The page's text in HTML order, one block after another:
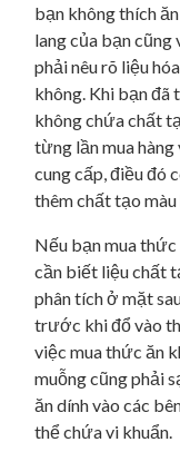
bạn không thích
lang của bạn cũng
phải nêu rõ liệu
không. Khi bạn đã
không chứa chất
từng lần mua
cung cấp, điều đó
thêm chất tạo màu
Nếu bạn mua
cần biết liệu chất
phân tích ở mặt
trước khi đổ vào
việc mua thức ăn
muỗng cũng phải
ăn dính vào các
thể chứa vi khuẩn.